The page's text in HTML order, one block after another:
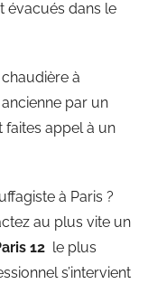
évacués dans le
à
par un
faites appel à un
à Paris ?
au plus vite un
12 le plus
s’intervient